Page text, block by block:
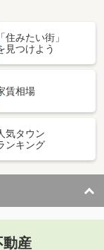
「住みたい街」
見つけよう
賃相場
気タウン
ンキング
産